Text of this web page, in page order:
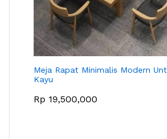
Meja Rapat Minimalis Modern
Kayu
Rp 19,500,000